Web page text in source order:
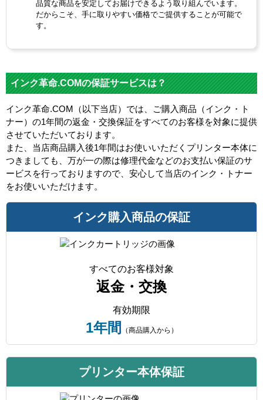
品質な商品を安定してお届けできるよう取り組んでいます。
だからこそ、手に取りやすい価格でご提供することが可能で
す。
インク革命.COMの保証サービスは？
インク革命.COM（以下当店）では、ご購入商品（インク・ト
ナー）の1年間の返金・交換保証をすべてのお客様を対象に提供
させていただいております。
また、当店商品購入後1年間はお使いいただくプリンター本体に
つきましても、万が一の際は修理代金などのお支払い保証のサ
ービスを行っておりますので、安心して当店のインク・トナー
をお使いいただけます。
インク購入商品の保証
すべてのお客様対象
返金・交換
有効期限
1年間 （商品購入から）
プリンター本体保証